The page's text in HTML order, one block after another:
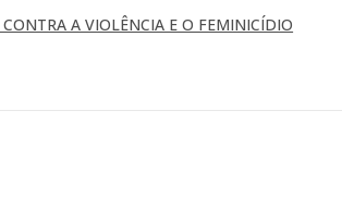
A VIOLÊNCIA E O FEMINICÍDIO